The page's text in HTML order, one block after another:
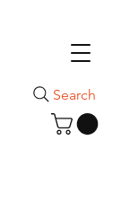
Search